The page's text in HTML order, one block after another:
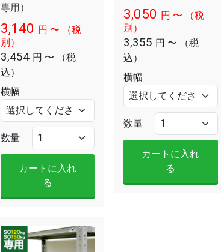
専用）
3,140 円 〜
（税
別）
3,454 円 〜
（税
込）
横幅
数量
カートに入れ
る
3,050 円 〜
（税
別）
3,355 円 〜
（税
込）
横幅
数量
カートに入れ
る